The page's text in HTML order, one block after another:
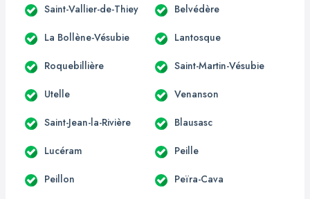
Saint-Vallier-de-Thiey Belvédère
La Bollène-Vésubie Lantosque
Roquebillière Saint-Martin-Vésubie
Utelle Venanson
Saint-Jean-la-Rivière Blausasc
Lucéram Peille
Peillon Peïra-Cava